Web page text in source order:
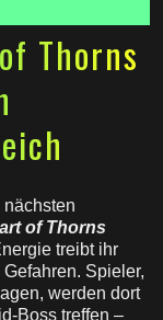
Thorns
nächsten
of Thorns
treibt ihr
Spieler,
werden dort
Boss treffen –